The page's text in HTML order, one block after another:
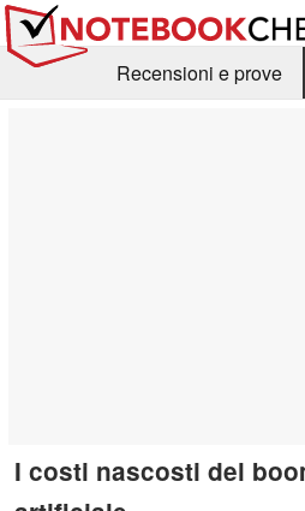
Recensioni e prove
I costi nascosti del